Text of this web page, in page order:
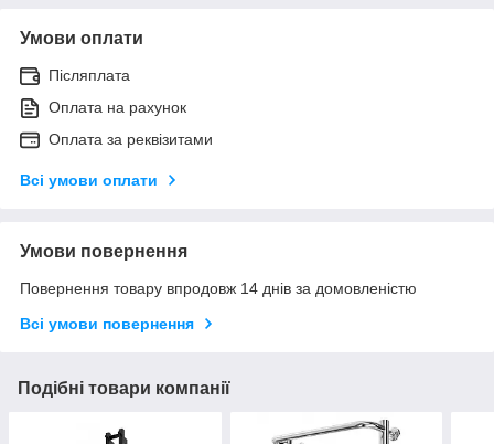
Умови оплати
Післяплата
Оплата на рахунок
Оплата за реквізитами
Всі умови оплати
Умови повернення
Повернення товару впродовж 14 днів за домовленістю
Всі умови повернення
Подібні товари компанії